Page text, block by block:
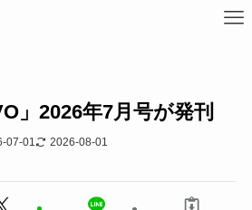
」2026年7月号が発刊
07-01 2026-08-01